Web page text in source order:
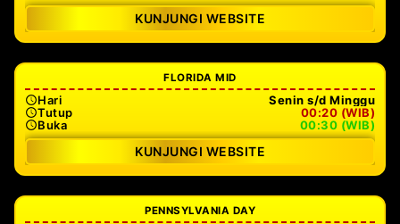
KUNJUNGI WEBSITE
FLORIDA MID
Hari
Senin s/d Minggu
Tutup
00:20 (WIB)
Buka
00:30 (WIB)
KUNJUNGI WEBSITE
PENNSYLVANIA DAY